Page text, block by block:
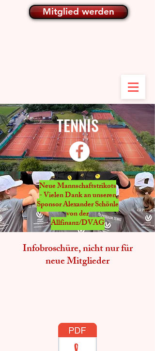
Mitglied werden
TENNIS
Neue Mannschaftstrikots
- Vielen Dank an unseren
Sponsor Alexander Schönle
von der
Allfinanz/DVAG
Infobroschüre, nicht nur für
neue Mitglieder